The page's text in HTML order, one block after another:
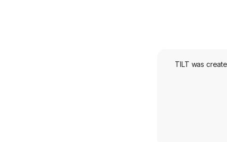
TILT was